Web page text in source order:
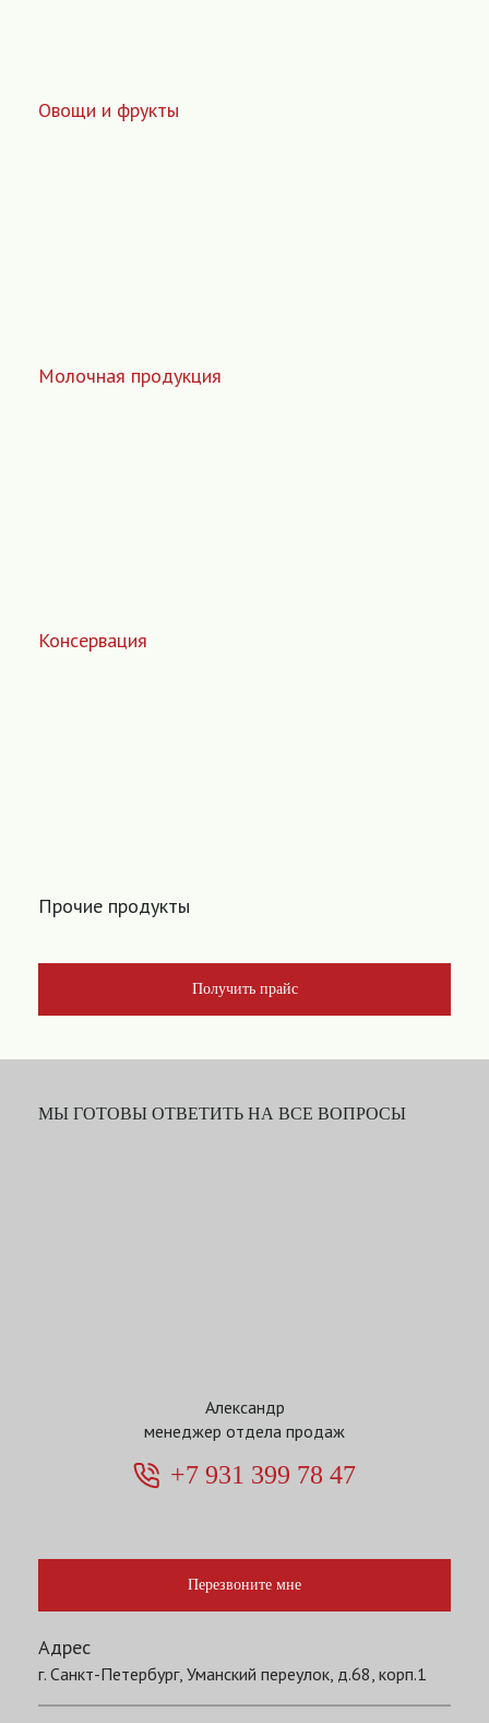
Овощи и фрукты
Молочная продукция
Консервация
Прочие продукты
Получить прайс
МЫ ГОТОВЫ ОТВЕТИТЬ НА ВСЕ ВОПРОСЫ
Александр
менеджер отдела продаж
+7 931 399 78 47
Перезвоните мне
Адрес
г. Санкт-Петербург, Уманский переулок, д.68, корп.1